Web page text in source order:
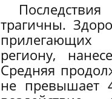
трагичны.
региону,
Средняя
не превышает